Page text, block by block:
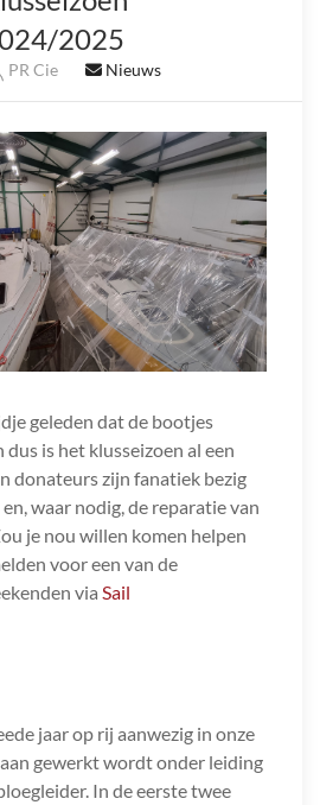
2025
PR Cie Nieuws
geleden dat de bootjes
dus is het klusseizoen al een
donateurs zijn fanatiek bezig
waar nodig, de reparatie van
je nou willen komen helpen
voor een van de
via Sail
jaar op rij aanwezig in onze
gewerkt wordt onder leiding
In de eerste twee